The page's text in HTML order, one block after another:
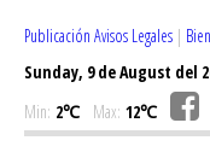
Publicación Avisos Legales |
Sunday, 9 de August del
Min: 2℃ Max: 12℃